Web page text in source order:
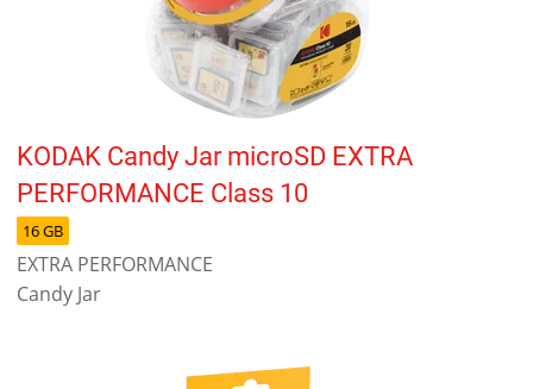
KODAK Candy Jar microSD EXTRA
PERFORMANCE Class 10
16 GB
EXTRA PERFORMANCE
Candy Jar